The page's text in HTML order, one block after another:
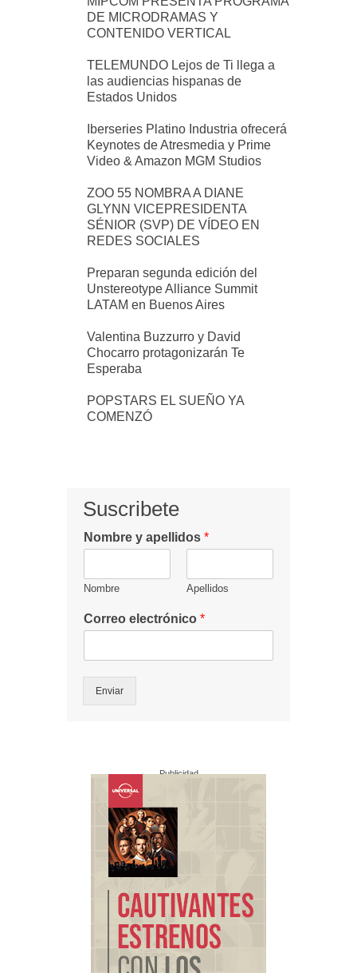
DE MICRODRAMAS Y
CONTENIDO VERTICAL
TELEMUNDO Lejos de Ti llega a
las audiencias hispanas de
Estados Unidos
Iberseries Platino Industria ofrecerá
Keynotes de Atresmedia y Prime
Video & Amazon MGM Studios
ZOO 55 NOMBRA A DIANE
GLYNN VICEPRESIDENTA
SÉNIOR (SVP) DE VÍDEO EN
REDES SOCIALES
Preparan segunda edición del
Unstereotype Alliance Summit
LATAM en Buenos Aires
Valentina Buzzurro y David
Chocarro protagonizarán Te
Esperaba
POPSTARS EL SUEÑO YA
COMENZÓ
Suscribete
Nombre y apellidos *
Nombre Apellidos
Correo electrónico *
Enviar
Publicidad